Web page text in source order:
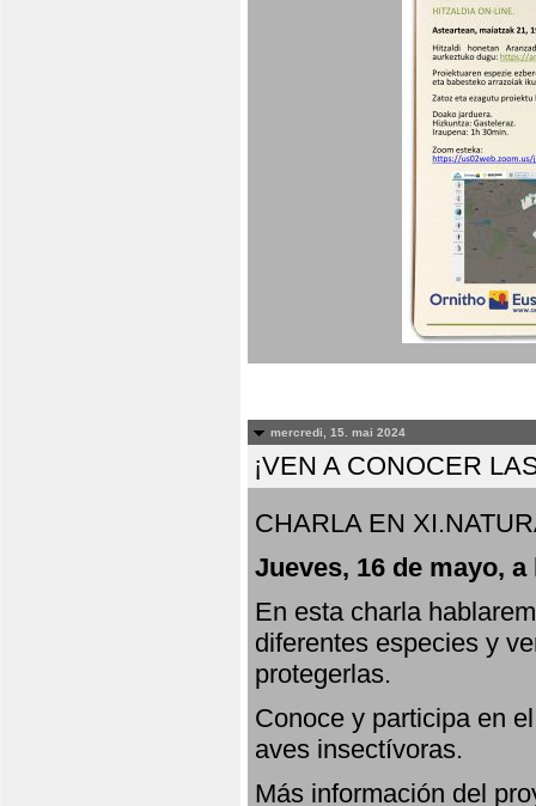
mercredi, 15. mai 2024
¡VEN A CONOCER
CHARLA EN
Jueves, 16 de mayo,
En esta charla
diferentes especies y
protegerlas.
Conoce y participa en
aves insectívoras.
Más información del